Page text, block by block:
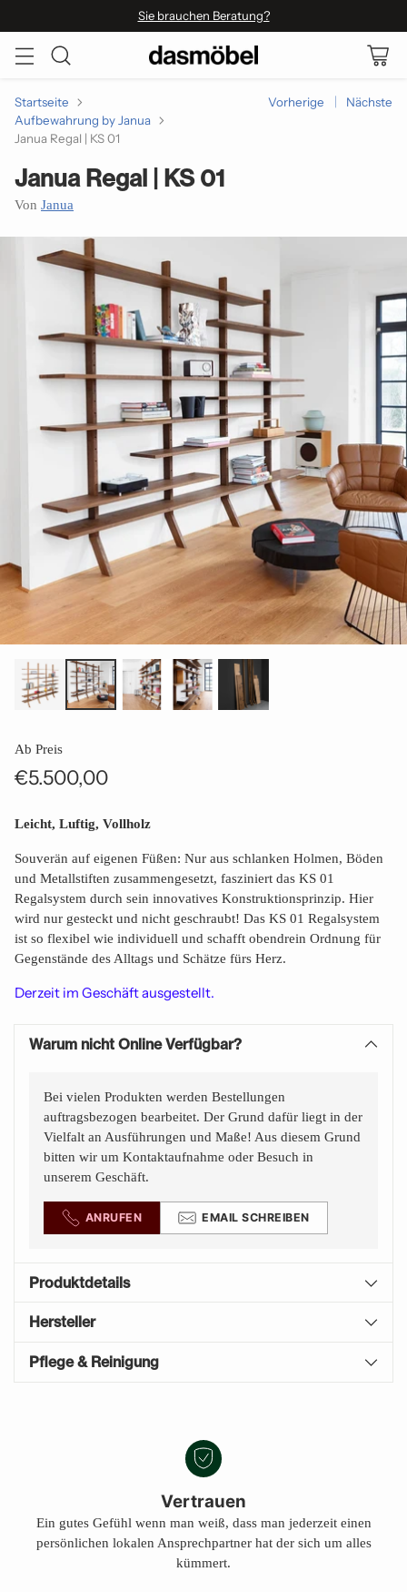
Sie brauchen Beratung?
Startseite
Aufbewahrung by Janua
Janua Regal | KS 01
Vorherige Nächste
Janua Regal | KS 01
Von Janua
Ab Preis
Normaler
Preis
€5.500,00
Leicht, Luftig, Vollholz
Souverän auf eigenen Füßen: Nur aus schlanken Holmen, Böden
und Metallstiften zusammengesetzt, fasziniert das KS 01
Regalsystem durch sein innovatives Konstruktionsprinzip. Hier
wird nur gesteckt und nicht geschraubt! Das KS 01 Regalsystem
ist so flexibel wie individuell und schafft obendrein Ordnung für
Gegenstände des Alltags und Schätze fürs Herz.
Derzeit im Geschäftausgestellt.
Warum nicht Online Verfügbar?
Bei vielen Produkten werden Bestellungen
auftragsbezogen bearbeitet. Der Grund dafür liegt in der
Vielfalt an Ausführungen und Maße! Aus diesem Grund
bitten wir um Kontaktaufnahme oder Besuch in
unserem Geschäft.
ANRUFEN EMAIL SCHREIBEN
Produktdetails
Hersteller
Pflege & Reinigung
K
A
Vertrauen
Ein gutes Gefühl wenn man weiß, dass man jederzeit einen
persönlichen lokalen Ansprechpartner hat der sich um alles
kümmert.